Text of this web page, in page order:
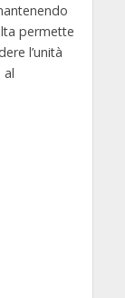
permette
l’unità
al